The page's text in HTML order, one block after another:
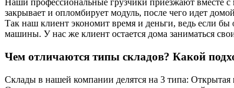
Наши профессиональные грузчики приезжают вместе
закрывает и опломбирует модуль, после чего идет
Так наш клиент экономит время и деньги, ведь если бы
машины. У нас же клиент остается дома заниматься
Чем отличаются типы складов? Какой
Склады в нашей компании делятся на 3 типа: